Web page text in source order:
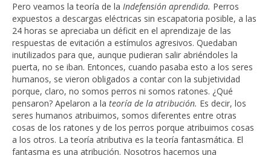
Pero veamos la teoría de la Indefensión aprendida. Perros
expuestos a descargas eléctricas sin escapatoria posible, a las
24 horas se apreciaba un déficit en el aprendizaje de las
respuestas de evitación a estímulos agresivos. Quedaban
inutilizados para que, aunque pudieran salir abriéndoles la
puerta, no se iban. Entonces, cuando pasaba esto a los seres
humanos, se vieron obligados a contar con la subjetividad
porque, claro, no somos perros ni somos ratones. ¿Qué
pensaron? Apelaron a la teoría de la atribución. Es decir, los
seres humanos atribuimos, somos diferentes entre otras
cosas de los ratones y de los perros porque atribuimos cosas
a los otros. La teoría atributiva es la teoría fantasmática. El
fantasma es una atribución. Nosotros hacemos una